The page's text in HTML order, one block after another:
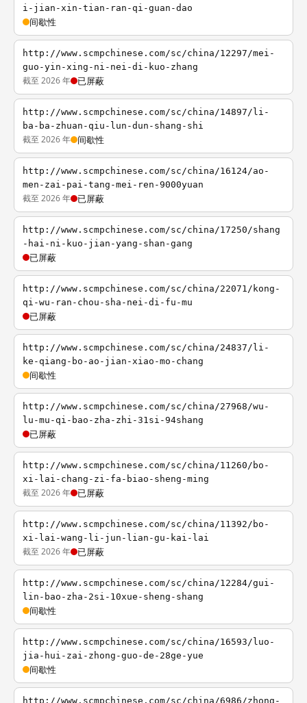
i-jian-xin-tian-ran-qi-guan-dao
间歇性
http://www.scmpchinese.com/sc/china/12297/mei-
guo-yin-xing-ni-nei-di-kuo-zhang
截至 2026 年 已屏蔽
http://www.scmpchinese.com/sc/china/14897/li-
ba-ba-zhuan-qiu-lun-dun-shang-shi
截至 2026 年 间歇性
http://www.scmpchinese.com/sc/china/16124/ao-
men-zai-pai-tang-mei-ren-9000yuan
截至 2026 年 已屏蔽
http://www.scmpchinese.com/sc/china/17250/shang
-hai-ni-kuo-jian-yang-shan-gang
已屏蔽
http://www.scmpchinese.com/sc/china/22071/kong-
qi-wu-ran-chou-sha-nei-di-fu-mu
已屏蔽
http://www.scmpchinese.com/sc/china/24837/li-
ke-qiang-bo-ao-jian-xiao-mo-chang
间歇性
http://www.scmpchinese.com/sc/china/27968/wu-
lu-mu-qi-bao-zha-zhi-31si-94shang
已屏蔽
http://www.scmpchinese.com/sc/china/11260/bo-
xi-lai-chang-zi-fa-biao-sheng-ming
截至 2026 年 已屏蔽
http://www.scmpchinese.com/sc/china/11392/bo-
xi-lai-wang-li-jun-lian-gu-kai-lai
截至 2026 年 已屏蔽
http://www.scmpchinese.com/sc/china/12284/gui-
lin-bao-zha-2si-10xue-sheng-shang
间歇性
http://www.scmpchinese.com/sc/china/16593/luo-
jia-hui-zai-zhong-guo-de-28ge-yue
间歇性
http://www.scmpchinese.com/sc/china/6986/zhong-